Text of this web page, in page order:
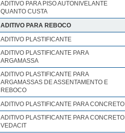
ADITIVO PARA PISO AUTONIVELANTE
QUANTO CUSTA
ADITIVO PARA REBOCO
ADITIVO PLASTIFICANTE
ADITIVO PLASTIFICANTE PARA
ARGAMASSA
ADITIVO PLASTIFICANTE PARA
ARGAMASSAS DE ASSENTAMENTO E
REBOCO
ADITIVO PLASTIFICANTE PARA CONCRETO
ADITIVO PLASTIFICANTE PARA CONCRETO
VEDACIT